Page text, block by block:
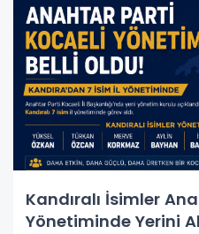
Kandıralı İsimler
Yönetiminde Yerini